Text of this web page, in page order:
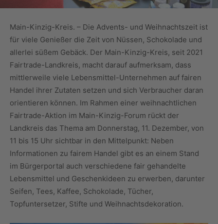
Main-Kinzig-Kreis. – Die Advents- und Weihnachtszeit ist
für viele Genießer die Zeit von Nüssen, Schokolade und
allerlei süßem Gebäck. Der Main-Kinzig-Kreis, seit 2021
Fairtrade-Landkreis, macht darauf aufmerksam, dass
mittlerweile viele Lebensmittel-Unternehmen auf fairen
Handel ihrer Zutaten setzen und sich Verbraucher daran
orientieren können. Im Rahmen einer weihnachtlichen
Fairtrade-Aktion im Main-Kinzig-Forum rückt der
Landkreis das Thema am Donnerstag, 11. Dezember, von
11 bis 15 Uhr sichtbar in den Mittelpunkt: Neben
Informationen zu fairem Handel gibt es an einem Stand
im Bürgerportal auch verschiedene fair gehandelte
Lebensmittel und Geschenkideen zu erwerben, darunter
Seifen, Tees, Kaffee, Schokolade, Tücher,
Topfuntersetzer, Stifte und Weihnachtsdekoration.